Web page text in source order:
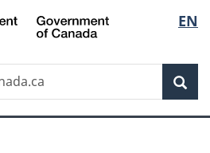
Passer
au
des
Passer
au
principal
Passer
à
Au
du
Passer
à
version
simplifiée
de
la
EN